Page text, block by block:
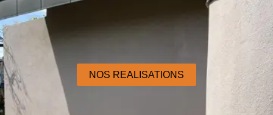
NOS REALISATIONS